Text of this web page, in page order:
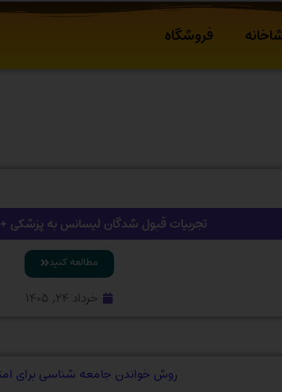
فروشگاه
تجربیات قبول شدگان لیسانس به پزشکی + ۷تجربه طلایی
مطالعه کنید
خرداد ۲۴, ۱۴۰۵